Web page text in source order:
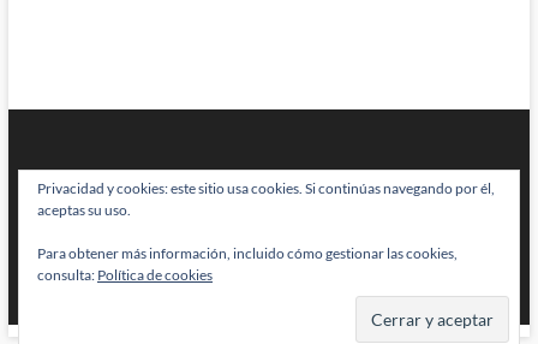
BRAINSTOMPING| Diseñado por:Theme Freesia|WordPress| © Todos
los derechos reservados
Privacidad y cookies: este sitio usa cookies. Si continúas navegando por él,
aceptas su uso.
Para obtener más información, incluido cómo gestionar las cookies,
consulta: Política de cookies